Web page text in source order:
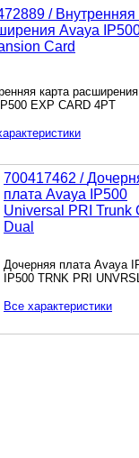
/ Внутренняя
Avaya
Card
карта
EXP CARD 4PT
700417462 /
плата Avaya
IP500
Universal PRI Trunk
Dual
Дочерняя плата Avaya
IP500 TRNK PRI
Все характеристики